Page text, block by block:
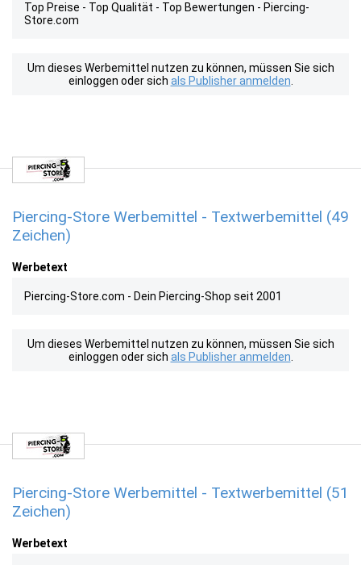
Top Preise - Top Qualität - Top Bewertungen - Piercing-
Store.com
Um dieses Werbemittel nutzen zu können, müssen Sie sich
einloggen oder sich als Publisher anmelden
Piercing-Store Werbemittel - Textwerbemittel (49
Zeichen)
Werbetext
Piercing-Store.com - Dein Piercing-Shop seit 2001
Um dieses Werbemittel nutzen zu können, müssen Sie sich
einloggen oder sich als Publisher anmelden
Piercing-Store Werbemittel - Textwerbemittel (51
Zeichen)
Werbetext